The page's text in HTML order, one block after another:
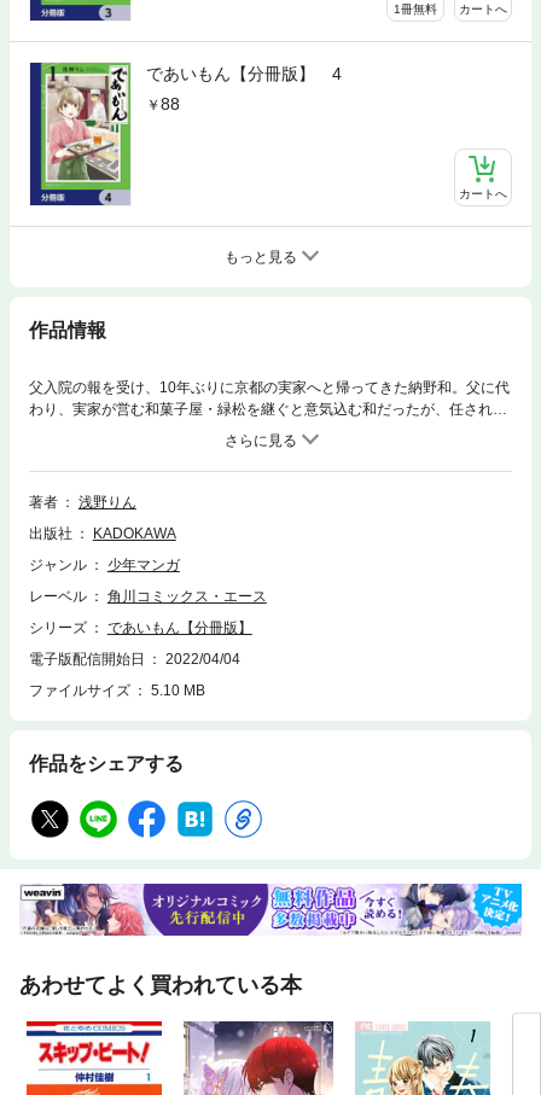
1冊無料 カートへ
であいもん【分冊版】 4
88
カートへ
もっと見る
作品情報
父入院の報を受け、10年ぶりに京都の実家へと帰ってきた納野和。父に代
わり、実家が営む和菓子屋・緑松を継ぐと意気込む和だったが、任された
のは店ではなく、跡継ぎと呼ばれる少女・雪平一果の父親代わりで…。分
著者
浅野りん
出版社
KADOKAWA
ジャンル
少年マンガ
レーベル
角川コミックス・エース
シリーズ
であいもん【分冊版】
電子版配信開始日
2022/04/04
ファイルサイズ
5.10 MB
作品をシェアする
あわせてよく買われている本